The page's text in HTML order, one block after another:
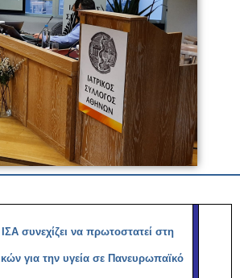
συνεχίζει να πρωτοστατεί στη
για την υγεία σε Πανευρωπαϊκό